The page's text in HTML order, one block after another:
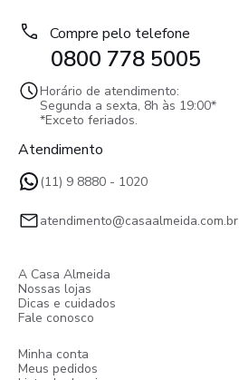
Compre pelo telefone
0800 778 5005
Horário de atendimento:
Segunda a sexta, 8h às 19:00*
*Exceto feriados.
Atendimento
(11) 9 8880 - 1020
atendimento@casaalmeida.com.br
A Casa Almeida
Nossas lojas
Dicas e cuidados
Fale conosco
Minha conta
Meus pedidos